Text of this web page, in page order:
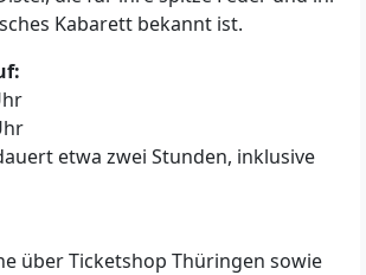
Kabarett bekannt ist.
etwa zwei Stunden, inklusive
über Ticketshop Thüringen sowie